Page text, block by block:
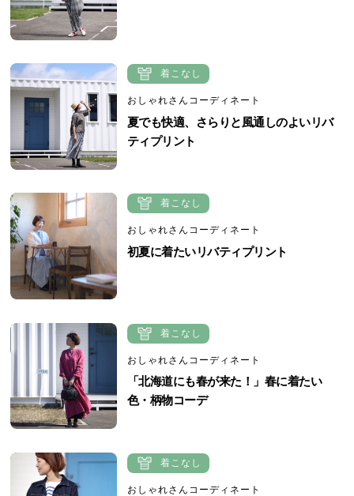
着こなし
おしゃれさんコーディネート
夏でも快適、さらりと風通しのよいリバ
ティプリント
着こなし
おしゃれさんコーディネート
初夏に着たいリバティプリント
着こなし
おしゃれさんコーディネート
「北海道にも春が来た！」春に着たい
色・柄物コーデ
着こなし
おしゃれさんコーディネート